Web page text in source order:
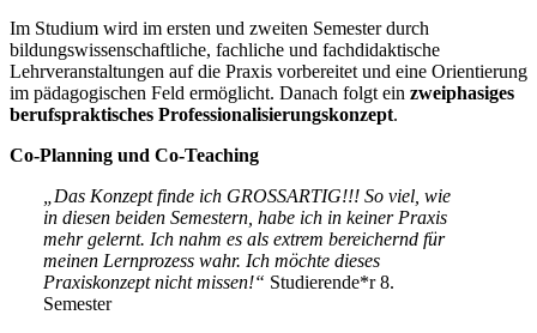
Im Studium wird im ersten und zweiten Semester durch
bildungswissenschaftliche, fachliche und fachdidaktische
Lehrveranstaltungen auf die Praxis vorbereitet und eine Orientierung
im pädagogischen Feld ermöglicht. Danach folgt ein zweiphasiges
berufspraktisches Professionalisierungskonzept.
Co-Planning und Co-Teaching
„Das Konzept finde ich GROSSARTIG!!! So viel, wie
in diesen beiden Semestern, habe ich in keiner Praxis
mehr gelernt. Ich nahm es als extrem bereichernd für
meinen Lernprozess wahr. Ich möchte dieses
Praxiskonzept nicht missen!“ Studierende*r 8.
Semester